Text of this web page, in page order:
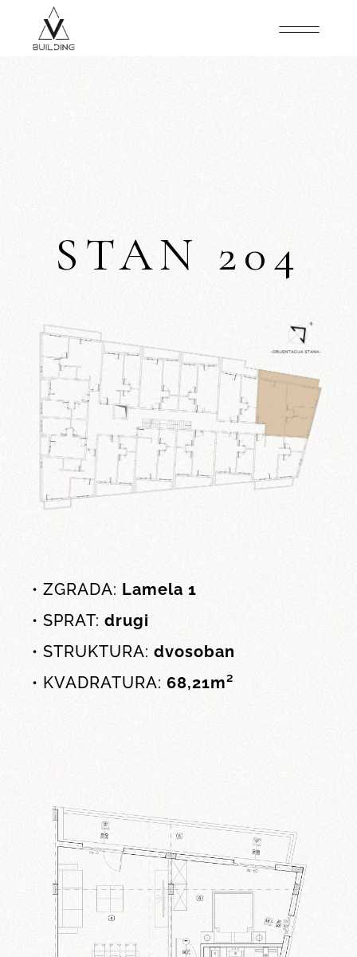
STAN 204
• ZGRADA: Lamela 1
• SPRAT: drugi
• STRUKTURA: dvosoban
• KVADRATURA: 68,21m²